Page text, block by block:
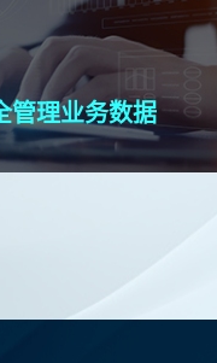
管理业务数据